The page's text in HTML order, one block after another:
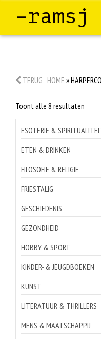
–ramsj
TERUG HOME »
Toont alle 8 resultaten
ESOTERIE &
ETEN & DRINKEN
FILOSOFIE & RELIGIE
FRIESTALIG
GESCHIEDENIS
GEZONDHEID
HOBBY & SPORT
KINDER- & JEUGDBOEKEN
KUNST
LITERATUUR & THRILLERS
MENS & MAATSCHAPPIJ